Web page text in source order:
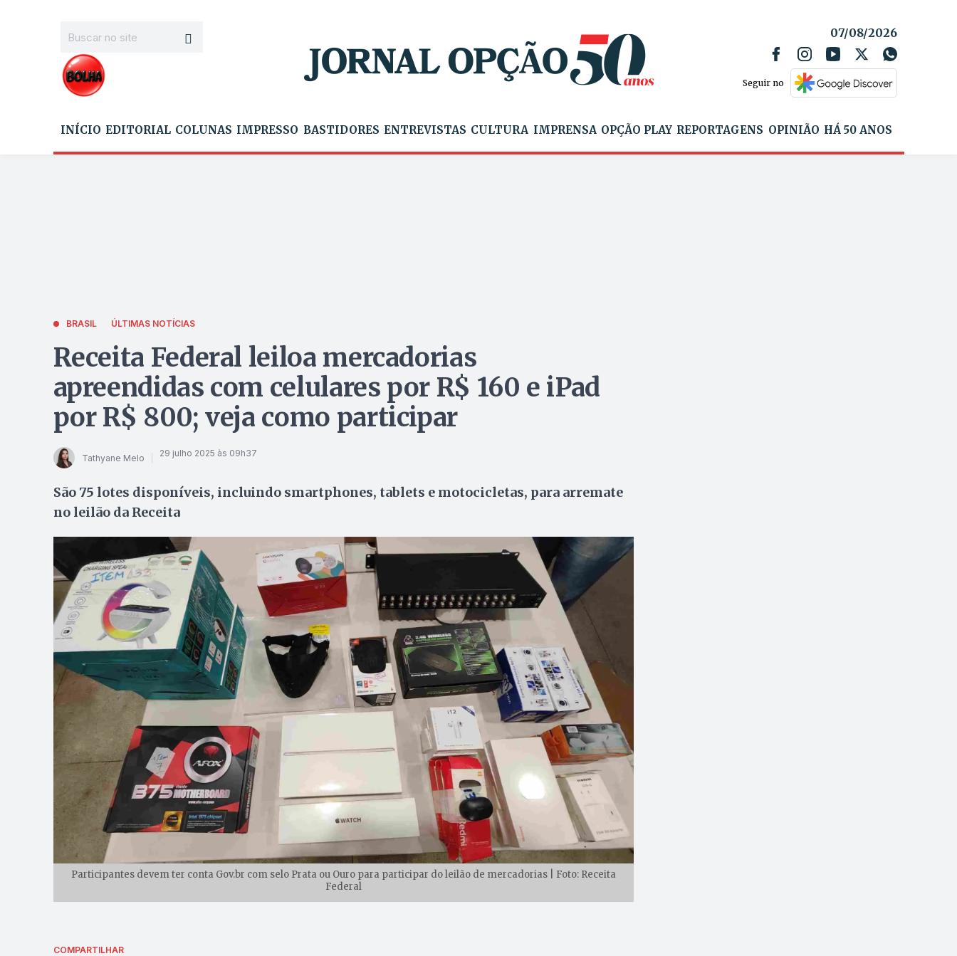
07/08/2026
Seguir no
INÍCIO EDITORIAL COLUNAS IMPRESSO BASTIDORES ENTREVISTAS CULTURA IMPRENSA OPÇÃO PLAY REPORTAGENS OPINIÃO HÁ 50 ANOS
BRASIL ÚLTIMAS NOTÍCIAS
Receita Federal leiloa mercadorias
apreendidas com celulares por R$ 160 e iPad
por R$ 800; veja como participar
Tathyane Melo 29 julho 2025 às 09h37
São 75 lotes disponíveis, incluindo smartphones, tablets e motocicletas, para arremate
no leilão da Receita
Participantes devem ter conta Gov.br com selo Prata ou Ouro para participar do leilão de mercadorias | Foto: Receita
Federal
COMPARTILHAR